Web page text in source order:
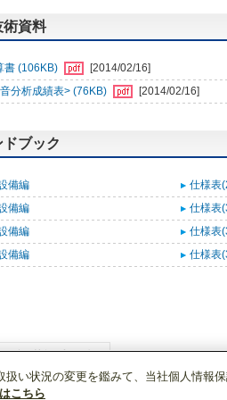
術資料
書 (106KB)
[2014/02/16]
分析成績表> (76KB)
[2014/02/16]
ブック
備編 仕様表
備編
仕様表
備編
仕様表
備編
仕様表
製品情報
い状況の変更を鑑みて、当社個人情報
こちら